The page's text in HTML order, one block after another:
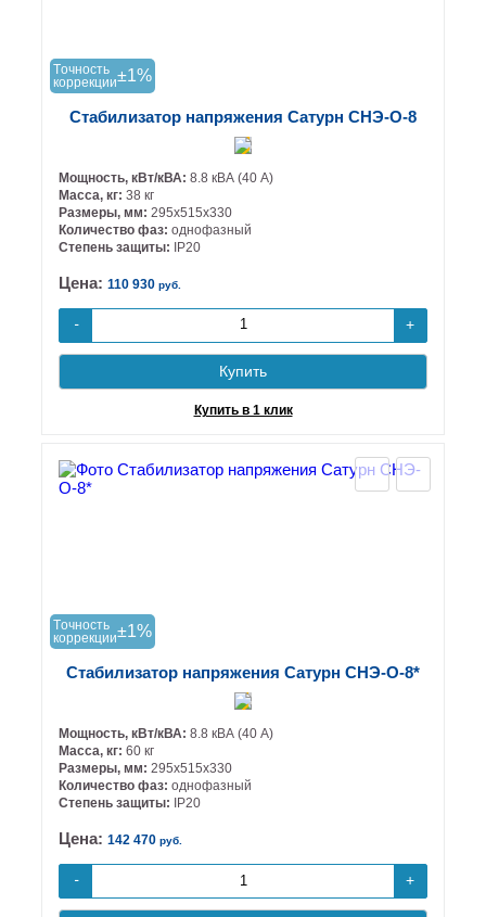
Tочность
коррекции±1%
Стабилизатор напряжения Сатурн СНЭ-О-8
Мощность, кВт/кВА: 8.8 кВА (40 А)
Масса, кг: 38 кг
Размеры, мм: 295х515х330
Количество фаз: однофазный
Степень защиты: IP20
Цена: 110 930 руб.
- +
Купить
Купить в 1 клик
Tочность
коррекции±1%
Стабилизатор напряжения Сатурн СНЭ-О-8*
Мощность, кВт/кВА: 8.8 кВА (40 А)
Масса, кг: 60 кг
Размеры, мм: 295х515х330
Количество фаз: однофазный
Степень защиты:
IP20
Цена: 142 470 руб.
- +